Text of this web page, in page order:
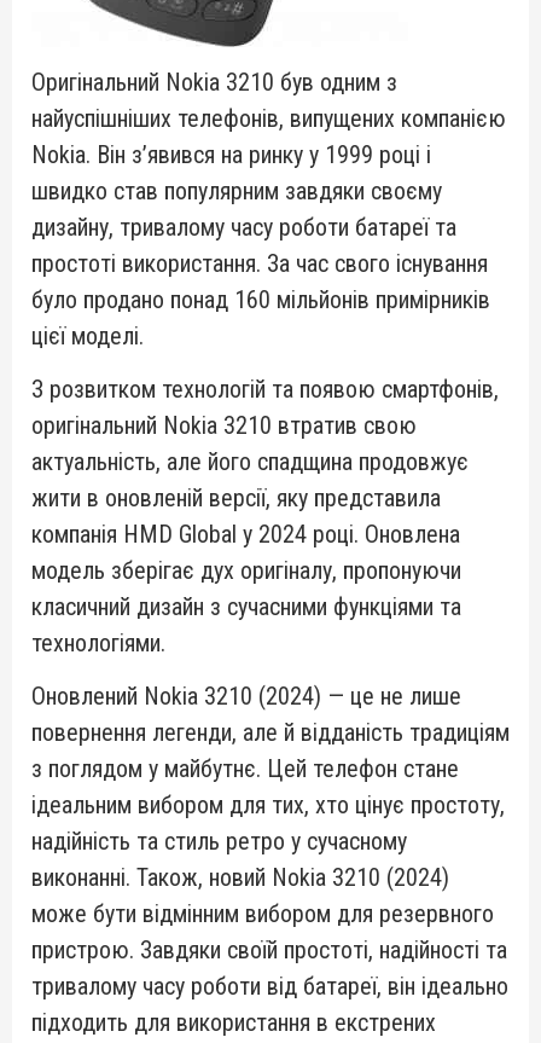
Оригінальний Nokia 3210 був одним з
найуспішніших телефонів, випущених компанією
Nokia. Він з’явився на ринку у 1999 році і
швидко став популярним завдяки своєму
дизайну, тривалому часу роботи батареї та
простоті використання. За час свого існування
було продано понад 160 мільйонів примірників
цієї моделі.
З розвитком технологій та появою смартфонів,
оригінальний Nokia 3210 втратив свою
актуальність, але його спадщина продовжує
жити в оновленій версії, яку представила
компанія HMD Global у 2024 році. Оновлена
модель зберігає дух оригіналу, пропонуючи
класичний дизайн з сучасними функціями та
технологіями.
Оновлений Nokia 3210 (2024) — це не лише
повернення легенди, але й відданість традиціям
з поглядом у майбутнє. Цей телефон стане
ідеальним вибором для тих, хто цінує простоту,
надійність та стиль ретро у сучасному
виконанні. Також, новий Nokia 3210 (2024)
може бути відмінним вибором для резервного
пристрою. Завдяки своїй простоті, надійності та
тривалому часу роботи від батареї, він ідеально
підходить для використання в екстрених